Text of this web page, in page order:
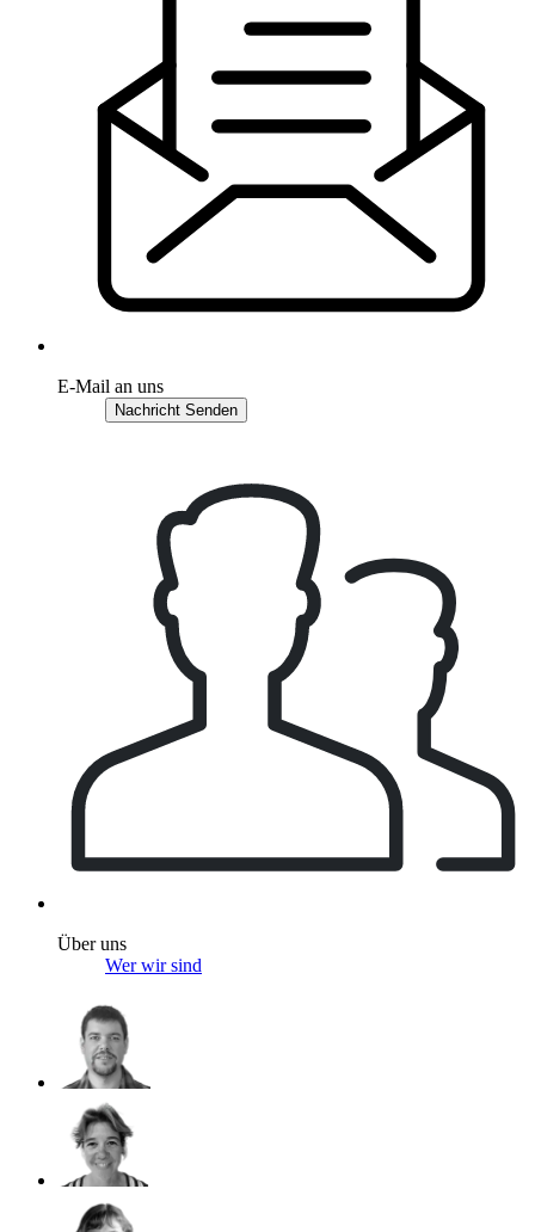
E-Mail an uns
Nachricht Senden
Über uns
Wer wir sind